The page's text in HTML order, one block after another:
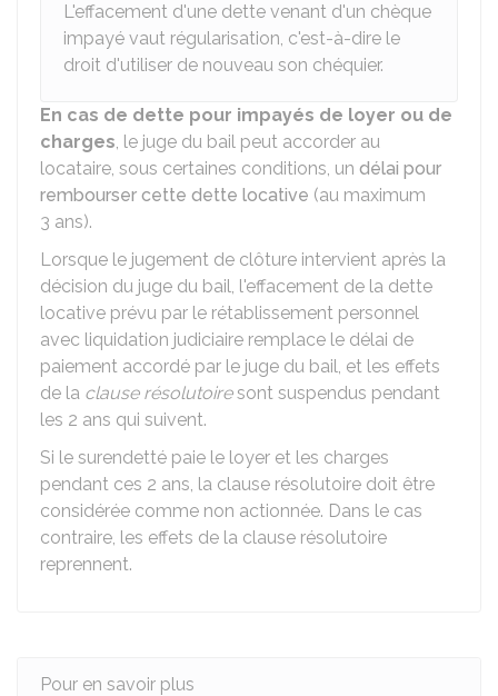
L'effacement d'une dette venant d'un chèque
impayé vaut régularisation, c'est-à-dire le
droit d'utiliser de nouveau son chéquier.
En cas de dette pour impayés de loyer ou de
charges, le juge du bail peut accorder au
locataire, sous certaines conditions, un délai pour
rembourser cette dette locative (au maximum
3 ans).
Lorsque le jugement de clôture intervient après la
décision du juge du bail, l'effacement de la dette
locative prévu par le rétablissement personnel
avec liquidation judiciaire remplace le délai de
paiement accordé par le juge du bail, et les effets
de la clause résolutoiresont suspendus pendant
les 2 ans qui suivent.
Si le surendetté paie le loyer et les charges
pendant ces 2 ans, la clause résolutoire doit être
considérée comme non actionnée. Dans le cas
contraire, les effets de la clause résolutoire
reprennent.
Pour en savoir plus